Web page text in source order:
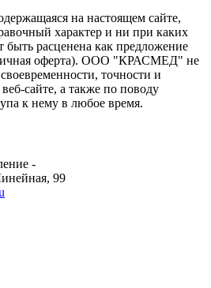
на настоящем сайте,
характер и ни при каких
быть расценена как предложение
оферта). ООО "КРАСМЕД" не
точности и
сайте, а также по поводу
к нему в любое время.
-
99